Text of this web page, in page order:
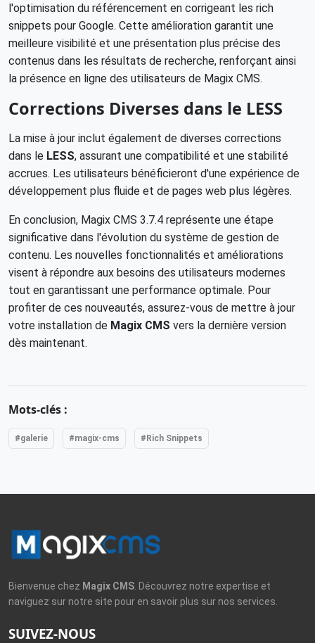
l'optimisation du référencement en corrigeant les rich
snippets pour Google. Cette amélioration garantit une
meilleure visibilité et une présentation plus précise des
contenus dans les résultats de recherche, renforçant ainsi
la présence en ligne des utilisateurs de Magix CMS.
Corrections Diverses dans le LESS
La mise à jour inclut également de diverses corrections
dans le LESS, assurant une compatibilité et une stabilité
accrues. Les utilisateurs bénéficieront d'une expérience de
développement plus fluide et de pages web plus légères.
En conclusion, Magix CMS 3.7.4 représente une étape
significative dans l'évolution du système de gestion de
contenu. Les nouvelles fonctionnalités et améliorations
visent à répondre aux besoins des utilisateurs modernes
tout en garantissant une performance optimale. Pour
profiter de ces nouveautés, assurez-vous de mettre à jour
votre installation de Magix CMS vers la dernière version
dès maintenant.
Mots-clés :
#galerie #magix-cms #Rich Snippets
Bienvenue chez Magix CMS . Découvrez notre expertise et
naviguez sur notre site pour en savoir plus sur nos services.
SUIVEZ-NOUS